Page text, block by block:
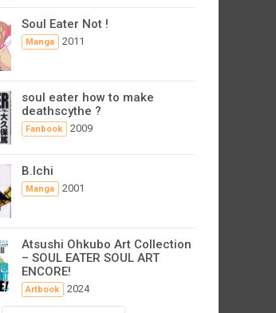
Soul Eater Not !
Manga 2011
soul eater how to make
deathscythe ?
Fanbook 2009
B.Ichi
Manga 2001
Atsushi Ohkubo Art Collection
– SOUL EATER SOUL ART
ENCORE!
Artbook 2024